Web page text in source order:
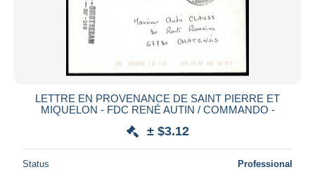
LETTRE EN PROVENANCE DE SAINT PIERRE ET
MIQUELON - FDC RENÉ AUTIN / COMMANDO -
± $3.12
Status Professional